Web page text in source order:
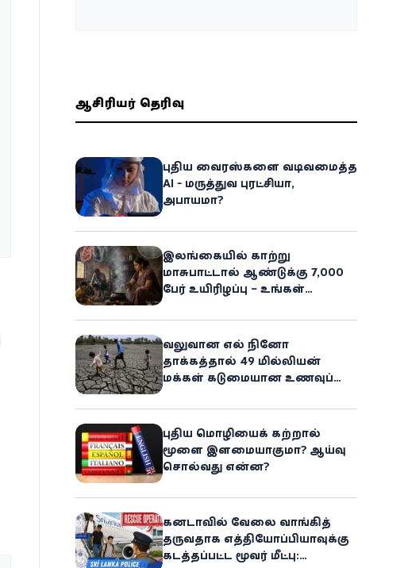
ஆசிரியர் தெரிவு
புதிய வைரஸ்களை வடிவமைத்த
AI - மருத்துவ புரட்சியா,
அபாயமா?
இலங்கையில் காற்று
மாசுபாட்டால் ஆண்டுக்கு 7,000
பேர் உயிரிழப்பு – உங்கள்
ஆபத்து!
வலுவான எல் நினோ
தாக்கத்தால் 49 மில்லியன்
மக்கள் கடுமையான உணவுப்
அபாயம் - உலக உணவுத் திட்டம்
எச்சரிக்கை!
புதிய மொழியைக் கற்றால்
மூளை இளமையாகுமா? ஆய்வு
சொல்வது என்ன?
கனடாவில் வேலை வாங்கித்
தருவதாக எத்தியோப்பியாவுக்கு
கடத்தப்பட்ட மூவர் மீட்பு: